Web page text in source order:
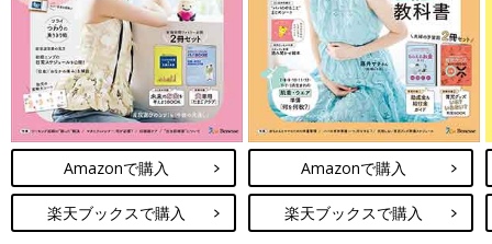
Amazonで購入
楽天ブックスで購入
Amazonで購入
楽天ブックスで購入